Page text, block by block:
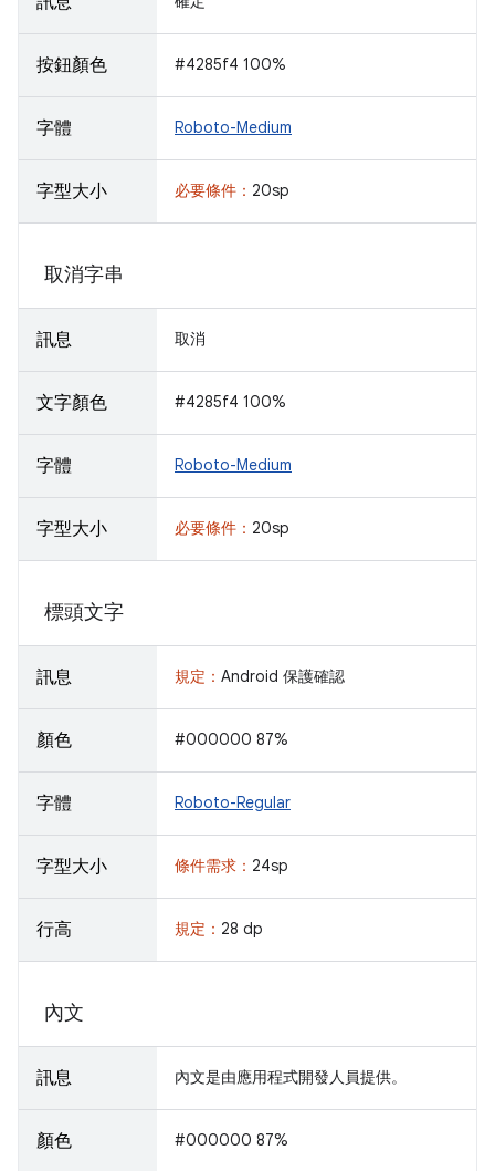
按鈕顏色 #4285f4 100%
字體 Roboto-Medium
字型大小 必要條件： 20sp
取消字串
訊息 取消
文字顏色 #4285f4 100%
字體 Roboto-Medium
字型大小 必要條件： 20sp
標頭文字
訊息 規定： Android 保護確認
顏色 #000000 87%
字體 Roboto-Regular
字型大小 條件需求： 24sp
行高 規定： 28 dp
內文
訊息 內文是由應用程式開發人員提供。
顏色 #000000 87%